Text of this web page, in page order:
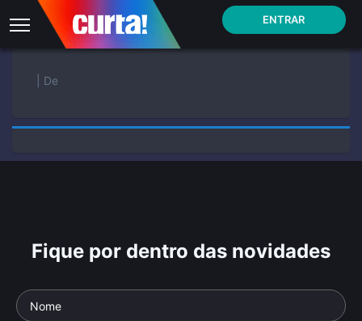
ENTRAR
| De
Fique por dentro das novidades